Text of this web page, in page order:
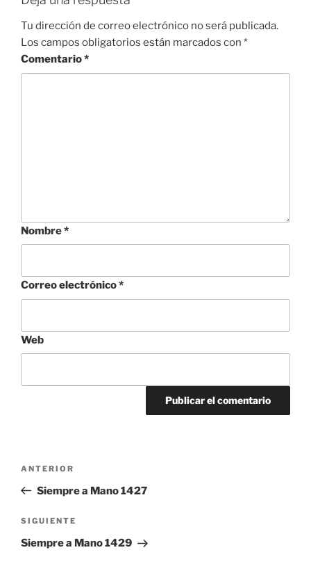
Tu dirección de correo electrónico no será publicada.
Los campos obligatorios están marcados con *
Comentario*
Nombre*
Correo electrónico*
Web
entradas
Entrada
anterior:
ANTERIOR
Siempre a Mano 1427
Siguiente
entrada
SIGUIENTE
Siempre a Mano 1429